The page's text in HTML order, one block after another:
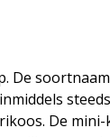
De
De